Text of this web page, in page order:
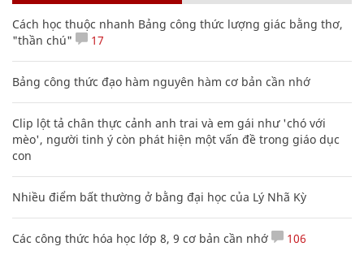
Cách học thuộc nhanh Bảng công thức lượng giác bằng thơ,
"thần chú"
17
Bảng công thức đạo hàm nguyên hàm cơ bản cần nhớ
Clip lột tả chân thực cảnh anh trai và em gái như 'chó với
mèo', người tinh ý còn phát hiện một vấn đề trong giáo dục
con
Nhiều điểm bất thường ở bằng đại học của Lý Nhã Kỳ
Các công thức hóa học lớp 8, 9 cơ bản cần nhớ 106